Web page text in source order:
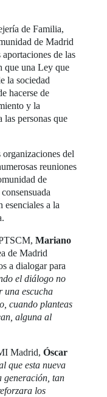
de Familia,
de Madrid
de las
que una Ley que
la sociedad
hacerse de
y la
personas que
del
reuniones
de
esenciales a la
PTSCM,Mariano
de Madrid
a dialogar para
el diálogo no
una escucha
cuando planteas
alguna al
Madrid,Óscar
que esta nueva
generación, tan
los